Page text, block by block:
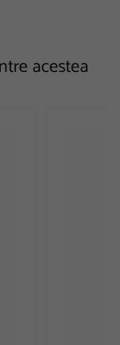
acestea